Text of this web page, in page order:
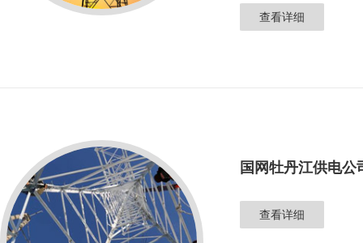
查看详细
国网牡丹江供电公
查看详细